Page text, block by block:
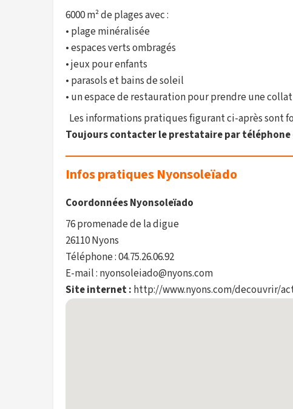
6000 m² de plages avec :
• plage minéralisée
• espaces verts ombragés
• jeux pour enfants
• parasols et bains de soleil
• un espace de restauration pour prendre une
Les informations pratiques figurant ci-après sont
Toujours contacter le prestataire par
Infos pratiques Nyonsoleïado
Coordonnées Nyonsoleïado
76 promenade de la digue
26110 Nyons
Téléphone : 04.75.26.06.92
E-mail : nyonsoleiado@nyons.com
Site internet : http://www.nyons.com/decouvrir/